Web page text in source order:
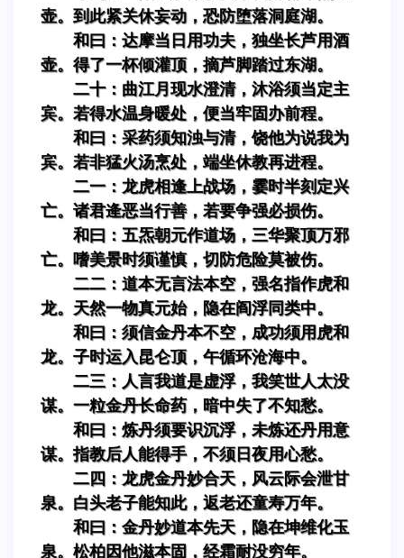
壶。到此紧关休妄动，恐防堕落洞庭湖。
和曰：达摩当日用功夫，独坐长芦用酒
壶。得了一杯倾灌顶，摘芦脚踏过东湖。
二十：曲江月现水澄清，沐浴须当定主
宾。若得水温身暖处，便当牢固办前程。
和曰：采药须知浊与清，饶他为说我为
宾。若非猛火汤烹处，端坐休教再进程。
二一：龙虎相逢上战场，霎时半刻定兴
亡。诸君逄恶当行善，若要争强必损伤。
和曰：五炁朝元作道场，三华聚顶万邪
亡。嗜美景时须谨慎，切防危险莫被伤。
二二：道本无言法本空，强名指作虎和
龙。天然一物真元始，隐在阎浮同类中。
和曰：须信金丹本不空，成功须用虎和
龙。子时运入昆仑顶，午循环沧海中。
二三：人言我道是虚浮，我笑世人太没
谋。一粒金丹长命药，暗中失了不知愁。
和曰：炼丹须要识沉浮，未炼还丹用意
谋。指教后人能得手，不须日夜用心愁。
二四：龙虎金丹妙合天，风云际会泄甘
泉。白头老子能知此，返老还童寿万年。
和曰：金丹妙道本先天，隐在坤维化玉
泉。松柏因他滋本固，经霜耐没穷年。